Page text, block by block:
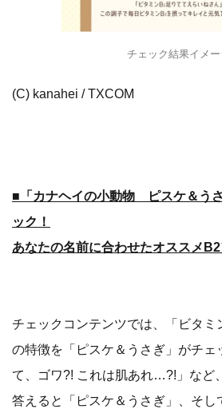
チェック結果イメー
(C) kanahei / TXCOM
■「カナヘイの小動物 ピスケ＆う
ック！
あなたの名前に合わせたオススメ
チェックコンテンツでは、「ビタミ
の特徴を「ピスケ＆うさぎ」がチェ
て、ゴワ?! これは肌あれ…?!」など
答えると「ピスケ＆うさぎ」、そし